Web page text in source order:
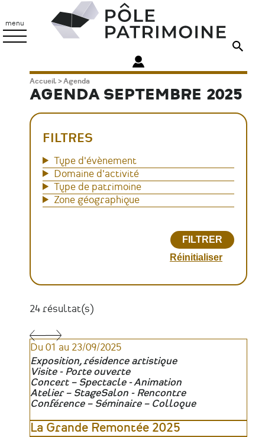
contenu
principal
menu
Patrimoine
Fil
d'Ariane
Accueil Agenda
AGENDA SEPTEMBRE 2025
24 résultat(s)
Pagination
Du 01 au 23/09/2025
Exposition, résidence artistique
Visite - Porte ouverte
Concert – Spectacle - Animation
Atelier – StageSalon - Rencontre
Conférence – Séminaire – Colloque
La Grande Remontée 2025
FILTRES
Type d'évènement
Domaine d'activité
Type de patrimoine
Zone géographique